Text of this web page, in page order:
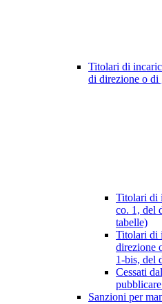
Titolari di
di direzione o di
Titolari di
co. 1, del
tabelle)
Titolari di
direzione
1-bis, del
Cessati
Sanzioni per